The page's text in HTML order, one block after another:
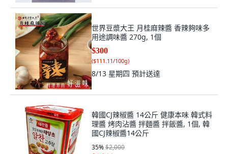
世界豆漿大王 月桂麻辣醬 香辣夠味多
用途調味醬 270g, 1個
$300
($111.11/100g)
8/13 星期四 預計送達
韓國CJ辣椒醬 14公斤 健康本味 韓式料
理醬 烤肉沾醬 拌麵醬 拌飯醬, 1個, 韓
國CJ辣椒醬14公斤
35%$2,000